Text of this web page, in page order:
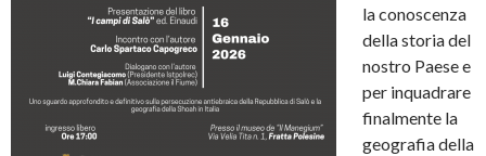
la conoscenza
della storia del
nostro Paese e
per inquadrare
finalmente la
geografia della